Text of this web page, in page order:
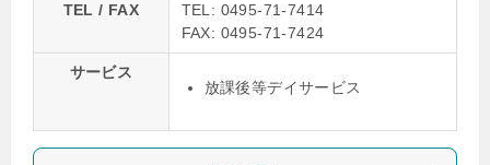
TEL / FAX
TEL: 0495-71-7414
FAX: 0495-71-7424
サービス
放課後等デイサービス